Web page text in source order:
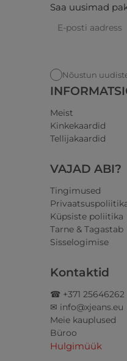
Saa uusimad
Nõustun
Meist
Kinkekaardid
Tellijakaardid
VAJAD ABI?
Tingimused
Küpsiste poliitika
Tarne & Tagastab
Sisselogimise
Kontaktid
☎ +371 25646262
✉ info@xjeans.eu
Meie kauplused
Büroo
Hulgimüük